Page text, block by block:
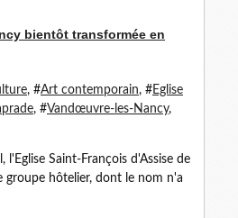
bientôt transformée en
, #Art contemporain, #Eglise
, #Vandœuvre-les-Nancy,
l'Eglise Saint-François d'Assise de
hôtelier, dont le nom n'a